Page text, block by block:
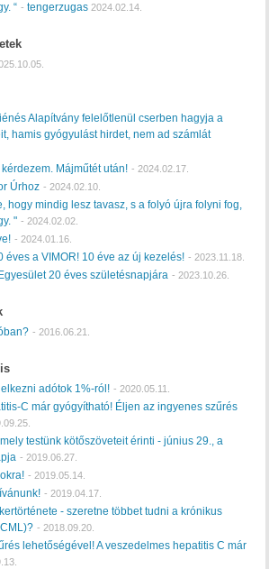
“ -tengerzugas 2024.02.14.
Alapítvány felelőtlenül cserben hagyja a
hamis gyógyulást hirdet, nem ad számlát
Májműtét után! - 2024.02.17.
Úrhoz - 2024.02.10.
hogy mindig lesz tavasz, s a folyó újra folyni fog,
" - 2024.02.02.
- 2024.01.16.
éves a VIMOR! 10 éve az új kezelés! - 2023.11.18.
20 éves születésnapjára - 2023.10.26.
- 2016.06.21.
adótok 1%-ról! - 2020.05.11.
C már gyógyítható! Éljen az ingyenes szűrés
testünk kötőszöveteit érinti - június 29., a
- 2019.06.27.
- 2019.05.14.
- 2019.04.17.
- szeretne többet tudni a krónikus
- 2018.09.20.
lehetőségével! A veszedelmes hepatitis C már